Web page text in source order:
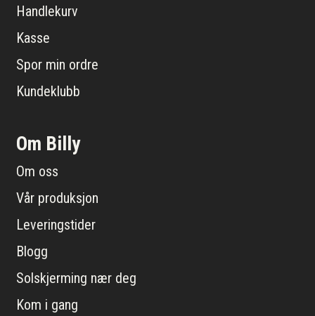
Handlekurv
Kasse
Spor min ordre
Kundeklubb
Om Billy
Om oss
Vår produksjon
Leveringstider
Blogg
Solskjerming nær deg
Kom i gang